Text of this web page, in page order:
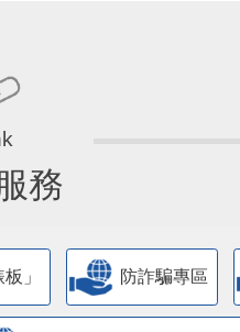
務
」 防詐騙專區